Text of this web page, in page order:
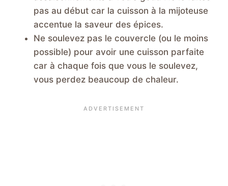
pas au début car la cuisson à la mijoteuse
accentue la saveur des épices.
Ne soulevez pas le couvercle (ou le moins
possible) pour avoir une cuisson parfaite
car à chaque fois que vous le soulevez,
vous perdez beaucoup de chaleur.